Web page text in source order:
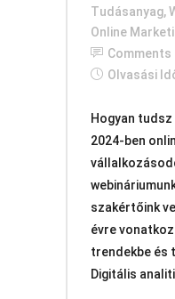
Tudásanyag,
Online
Comments
Olvasási
Hogyan
2024-ben
szakértőink
évre
trendekbe és
Digitális